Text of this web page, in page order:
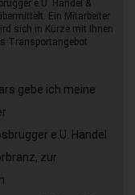
e.U. Handel &
Ein Mitarbeiter
sich in Kürze mit Ihnen
Transportangebot
gebe ich meine
e.U. Handel
zur